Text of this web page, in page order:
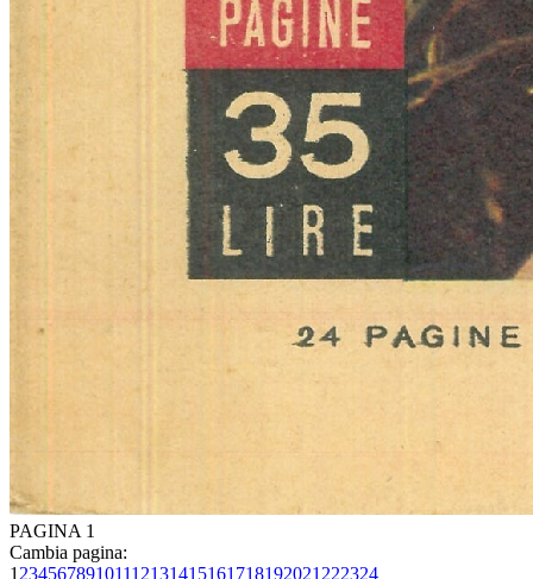
PAGINA 1
Cambia pagina:
1 23456789101112131415161718192021 222324